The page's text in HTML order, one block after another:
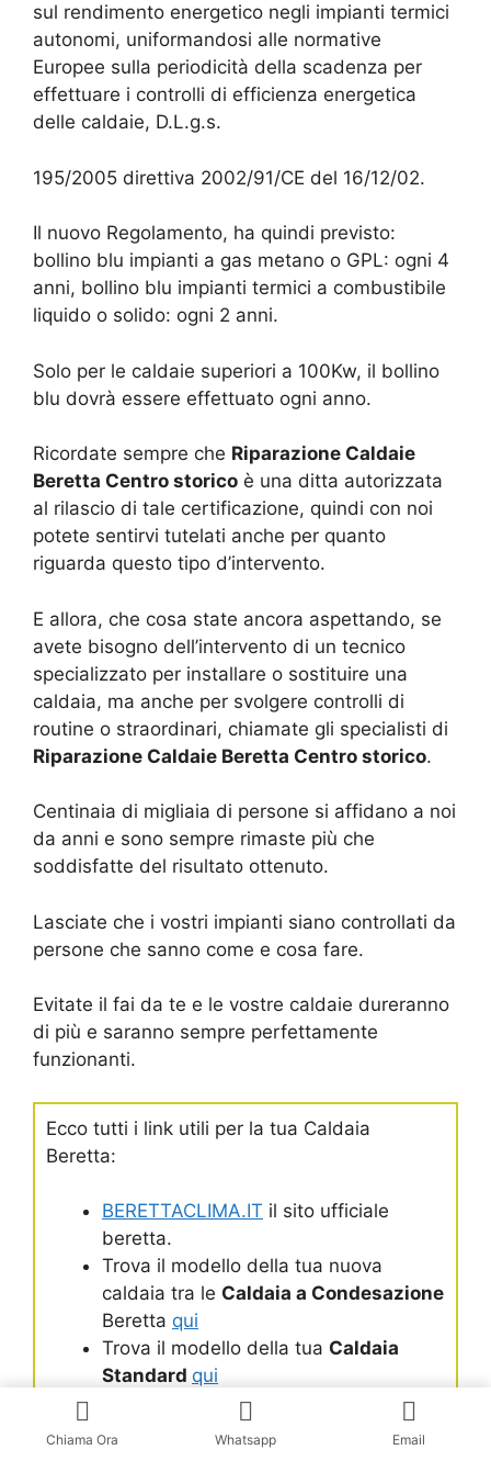
sul rendimento energetico negli impianti termici
autonomi, uniformandosi alle normative
Europee sulla periodicità della scadenza per
effettuare i controlli di efficienza energetica
delle caldaie, D.L.g.s.
195/2005 direttiva 2002/91/CE del 16/12/02.
Il nuovo Regolamento, ha quindi previsto:
bollino blu impianti a gas metano o GPL: ogni 4
anni, bollino blu impianti termici a combustibile
liquido o solido: ogni 2 anni.
Solo per le caldaie superiori a 100Kw, il bollino
blu dovrà essere effettuato ogni anno.
Ricordate sempre che Riparazione Caldaie
Beretta Centro storico è una ditta autorizzata
al rilascio di tale certificazione, quindi con noi
potete sentirvi tutelati anche per quanto
riguarda questo tipo d’intervento.
E allora, che cosa state ancora aspettando, se
avete bisogno dell’intervento di un tecnico
specializzato per installare o sostituire una
caldaia, ma anche per svolgere controlli di
routine o straordinari, chiamate gli specialisti di
Riparazione Caldaie Beretta Centro storico.
Centinaia di migliaia di persone si affidano a noi
da anni e sono sempre rimaste più che
soddisfatte del risultato ottenuto.
Lasciate che i vostri impianti siano controllati da
persone che sanno come e cosa fare.
Evitate il fai da te e le vostre caldaie dureranno
di più e saranno sempre perfettamente
funzionanti.
Ecco tutti i link utili per la tua Caldaia
Beretta:
BERETTACLIMA.IT il sito ufficiale
beretta.
Trova il modello della tua nuova
caldaia tra le Caldaia a Condesazione
Beretta qui
Trova il modello della tua Caldaia
Standard qui
www.berettaboilers.com
Chiama Ora Whatsapp Email